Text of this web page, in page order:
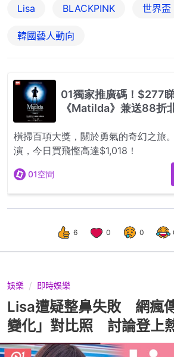
Lisa BLACKPINK 世界盃
韓國藝人動向
6 0 0
娛樂 即時娛樂
Lisa遭疑整鼻失敗 網瘋
變化」對比照 討論登上